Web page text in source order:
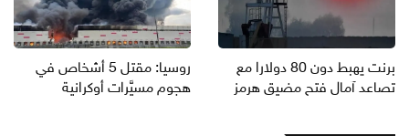
برنت يهبط دون 80 دولارا مع
تصاعد آمال فتح مضيق هرمز
روسيا: مقتل 5 أشخاص في
هجوم مسيَّرات أوكرانية